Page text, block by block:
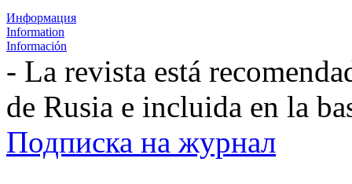
Информация
Information
Información
- La revista está
de Rusia e incluida en la
Подписка на журнал